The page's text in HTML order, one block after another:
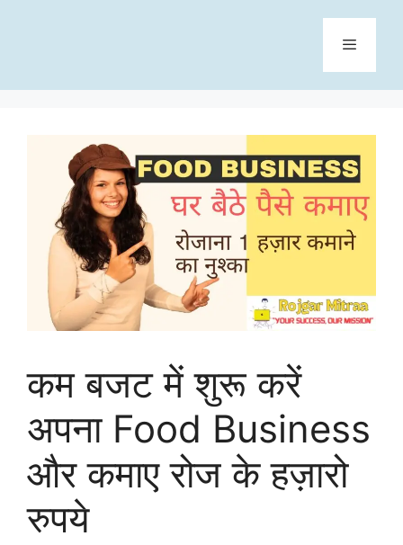
कम बजट में शुरू करें
अपना Food Business
और कमाए रोज के हज़ारो
रुपये